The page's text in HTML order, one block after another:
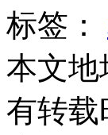
标签：
本文地
有转载